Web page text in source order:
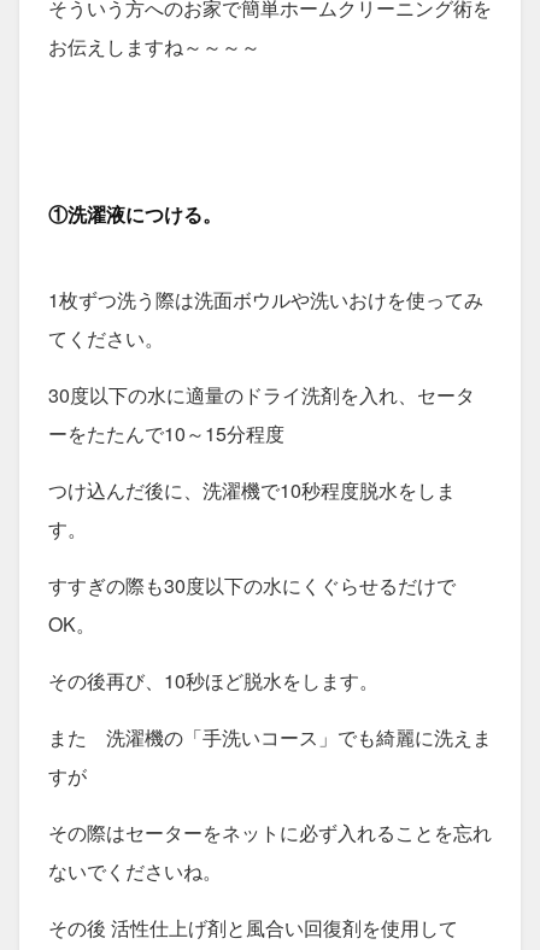
そういう方へのお家で簡単ホームクリーニング術を
お伝えしますね～～～～
①洗濯液につける。
1枚ずつ洗う際は洗面ボウルや洗いおけを使ってみ
てください。
30度以下の水に適量のドライ洗剤を入れ、セータ
ーをたたんで10～15分程度
つけ込んだ後に、洗濯機で10秒程度脱水をしま
す。
すすぎの際も30度以下の水にくぐらせるだけで
OK。
その後再び、10秒ほど脱水をします。
また 洗濯機の「手洗いコース」でも綺麗に洗えま
すが
その際はセーターをネットに必ず入れることを忘れ
ないでくださいね。
その後 活性仕上げ剤と風合い回復剤を使用して